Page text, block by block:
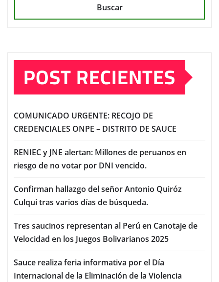
Buscar
POST RECIENTES
COMUNICADO URGENTE: RECOJO DE
CREDENCIALES ONPE – DISTRITO DE SAUCE
RENIEC y JNE alertan: Millones de peruanos en
riesgo de no votar por DNI vencido.
Confirman hallazgo del señor Antonio Quiróz
Culqui tras varios días de búsqueda.
Tres saucinos representan al Perú en Canotaje de
Velocidad en los Juegos Bolivarianos 2025
Sauce realiza feria informativa por el Día
Internacional de la Eliminación de la Violencia